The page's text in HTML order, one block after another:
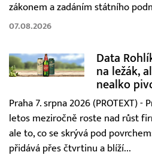
zákonem a zadáním státního
07.08.2026
Data
na ležák,
nealko
Praha 7. srpna 2026 (PROTEXT) -
letos meziročně roste nad růst
ale to, co se skrývá pod
přidává přes čtvrtinu a blíží...